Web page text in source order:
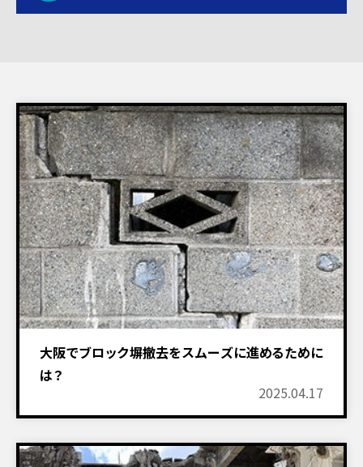
大阪でブロック塀撤去をスムーズに進めるために
は？
2025.04.17
設置物撤去 建物解体工事
付帯工事
その他